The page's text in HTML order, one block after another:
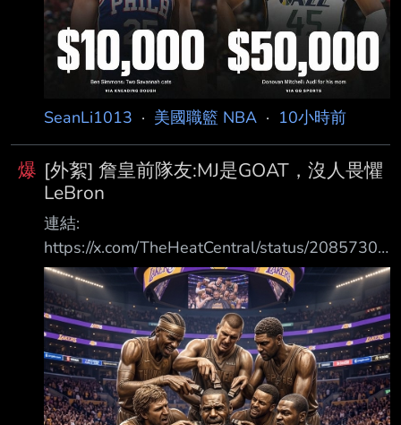
SeanLi1013 · 美國職籃 NBA · 10小時前
爆 [外絮] 詹皇前隊友:MJ是GOAT，沒人畏懼
LeBron
連結:
https://x.com/TheHeatCentral/status/20857302
10398318621?s=20 Heat Central
@TheHeatCentral Mari Chalmers says Michael
Jordan is the GOAT and NOBODY fears LeBron:
“This man was 6-0 in the finals. He dominated
the 90s basically. Yes Bron went to 9 straig